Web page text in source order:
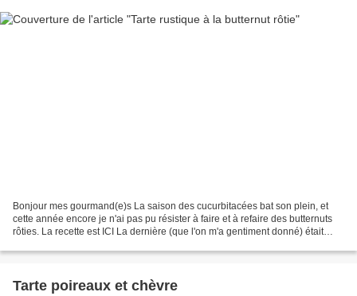
Bonjour mes gourmand(e)s La saison des cucurbitacées bat son plein, et
cette année encore je n'ai pas pu résister à faire et à refaire des butternuts
rôties. La recette est ICI La dernière (que l'on m'a gentiment donné) était
Tarte poireaux et chèvre